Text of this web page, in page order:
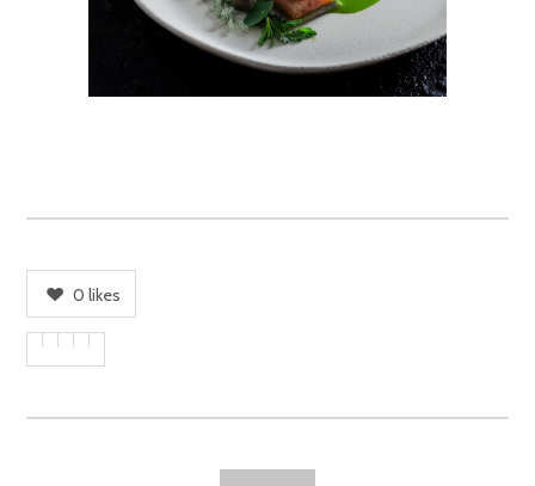
0 likes